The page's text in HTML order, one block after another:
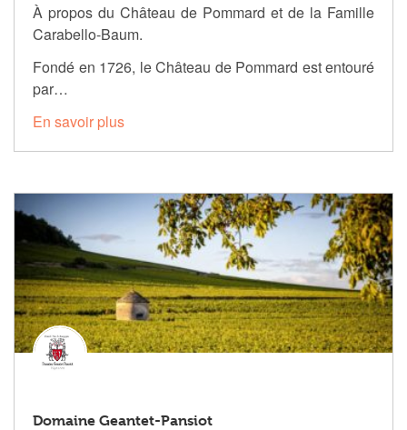
À propos du Château de Pommard et de la Famille
Carabello-Baum.
Fondé en 1726, le Château de Pommard est entouré
par…
En savoir plus
Domaine Geantet-Pansiot